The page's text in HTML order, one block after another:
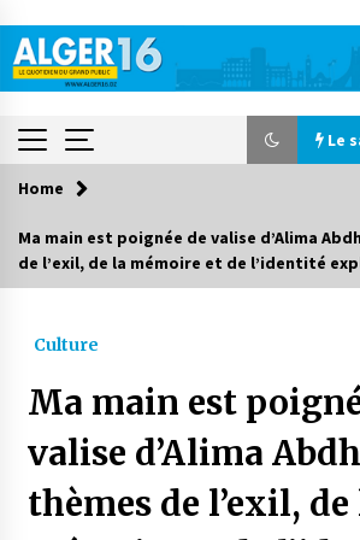
content
Le
Le saviez vous ?
Accidents de la circulation :
Début des camps d’été
groupe d’enfants autistes
Parking de la Promenade
service de bornes
Home
Ma main est poignée de valise d’Alima
de l’exil, de la mémoire et de l’identité
Culture
Ma main est
valise d’Alima
thèmes de l’exil, de